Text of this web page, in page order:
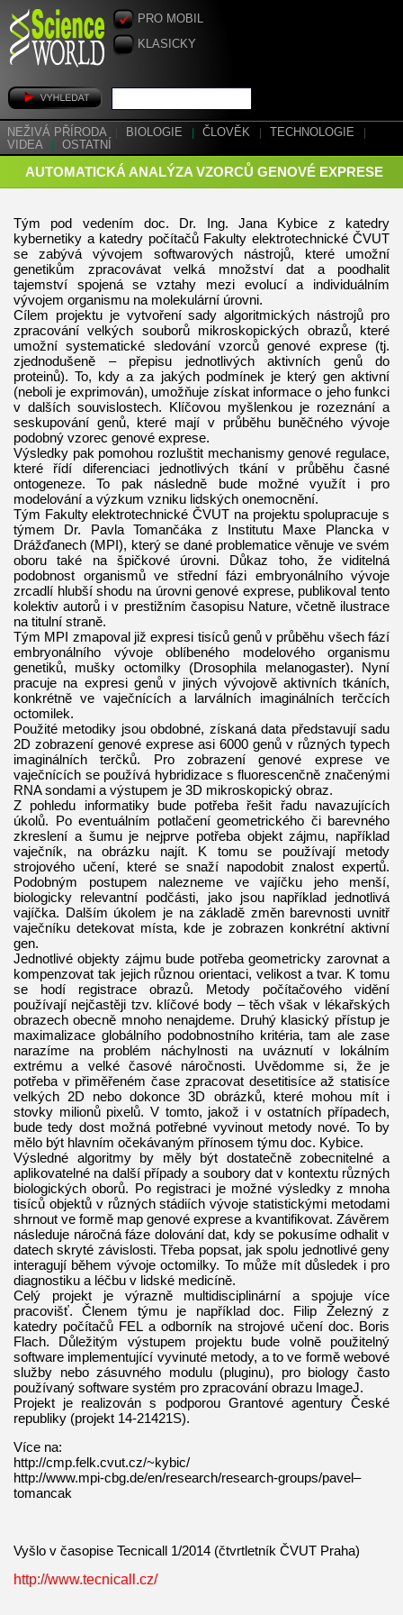
PRO MOBIL
KLASICKY
NEŽIVÁ PŘÍRODA BIOLOGIE ČLOVĚK TECHNOLOGIE
VIDEA
OSTATNÍ
AUTOMATICKÁ ANALÝZA VZORCŮ GENOVÉ EXPRESE
Tým pod vedením doc. Dr. Ing. Jana Kybice z katedry
kybernetiky a katedry počítačů Fakulty elektrotechnické ČVUT
se zabývá vývojem softwarových nástrojů, které umožní
genetikům zpracovávat velká množství dat a poodhalit
tajemství spojená se vztahy mezi evolucí a individuálním
vývojem organismu na molekulární úrovni.
Cílem projektu je vytvoření sady algoritmických nástrojů pro
zpracování velkých souborů mikroskopických obrazů, které
umožní systematické sledování vzorců genové exprese (tj.
zjednodušeně – přepisu jednotlivých aktivních genů do
proteinů). To, kdy a za jakých podmínek je který gen aktivní
(neboli je exprimován), umožňuje získat informace o jeho funkci
v dalších souvislostech. Klíčovou myšlenkou je rozeznání a
seskupování genů, které mají v průběhu buněčného vývoje
podobný vzorec genové exprese.
Výsledky pak pomohou rozluštit mechanismy genové regulace,
které řídí diferenciaci jednotlivých tkání v průběhu časné
ontogeneze. To pak následně bude možné využít i pro
modelování a výzkum vzniku lidských onemocnění.
Tým Fakulty elektrotechnické ČVUT na projektu spolupracuje s
týmem Dr. Pavla Tomančáka z Institutu Maxe Plancka v
Drážďanech (MPI), který se dané problematice věnuje ve svém
oboru také na špičkové úrovni. Důkaz toho, že viditelná
podobnost organismů ve střední fázi embryonálního vývoje
zrcadlí hlubší shodu na úrovni genové exprese, publikoval tento
kolektiv autorů i v prestižním časopisu Nature, včetně ilustrace
na titulní straně.
Tým MPI zmapoval již expresi tisíců genů v průběhu všech fází
embryonálního vývoje oblíbeného modelového organismu
genetiků, mušky octomilky (Drosophila melanogaster). Nyní
pracuje na expresi genů v jiných vývojově aktivních tkáních,
konkrétně ve vaječnících a larválních imaginálních terčcích
octomilek.
Použité metodiky jsou obdobné, získaná data představují sadu
2D zobrazení genové exprese asi 6000 genů v různých typech
imaginálních terčků. Pro zobrazení genové exprese ve
vaječnících se používá hybridizace s fluorescenčně značenými
RNA sondami a výstupem je 3D mikroskopický obraz.
Z pohledu informatiky bude potřeba řešit řadu navazujících
úkolů. Po eventuálním potlačení geometrického či barevného
zkreslení a šumu je nejprve potřeba objekt zájmu, například
vaječník, na obrázku najít. K tomu se používají metody
strojového učení, které se snaží napodobit znalost expertů.
Podobným postupem nalezneme ve vajíčku jeho menší,
biologicky relevantní podčásti, jako jsou například jednotlivá
vajíčka. Dalším úkolem je na základě změn barevnosti uvnitř
vaječníku detekovat místa, kde je zobrazen konkrétní aktivní
gen.
Jednotlivé objekty zájmu bude potřeba geometricky zarovnat a
kompenzovat tak jejich různou orientaci, velikost a tvar. K tomu
se hodí registrace obrazů. Metody počítačového vidění
používají nejčastěji tzv. klíčové body – těch však v lékařských
obrazech obecně mnoho nenajdeme. Druhý klasický přístup je
maximalizace globálního podobnostního kritéria, tam ale zase
narazíme na problém náchylnosti na uváznutí v lokálním
extrému a velké časové náročnosti. Uvědomme si, že je
potřeba v přiměřeném čase zpracovat desetitisíce až statisíce
velkých 2D nebo dokonce 3D obrázků, které mohou mít i
stovky milionů pixelů. V tomto, jakož i v ostatních případech,
bude tedy dost možná potřebné vyvinout metody nové. To by
mělo být hlavním očekávaným přínosem týmu doc. Kybice.
Výsledné algoritmy by měly být dostatečně zobecnitelné a
aplikovatelné na další případy a soubory dat v kontextu různých
biologických oborů. Po registraci je možné výsledky z mnoha
tisíců objektů v různých stádiích vývoje statistickými metodami
shrnout ve formě map genové exprese a kvantifikovat. Závěrem
následuje náročná fáze dolování dat, kdy se pokusíme odhalit v
datech skryté závislosti. Třeba popsat, jak spolu jednotlivé geny
interagují během vývoje octomilky. To může mít důsledek i pro
diagnostiku a léčbu v lidské medicíně.
Celý projekt je výrazně multidisciplinární a spojuje více
pracovišť. Členem týmu je například doc. Filip Železný z
katedry počítačů FEL a odborník na strojové učení doc. Boris
Flach. Důležitým výstupem projektu bude volně použitelný
software implementující vyvinuté metody, a to ve formě webové
služby nebo zásuvného modulu (pluginu), pro biology často
používaný software systém pro zpracování obrazu ImageJ.
Projekt je realizován s podporou Grantové agentury České
republiky (projekt 14-21421S).
Více na:
http://cmp.felk.cvut.cz/~kybic/
http://www.mpi-cbg.de/en/research/research-groups/pavel–
tomancak
Vyšlo v časopise Tecnicall 1/2014 (čtvrtletník ČVUT Praha)
http://www.tecnicall.cz/